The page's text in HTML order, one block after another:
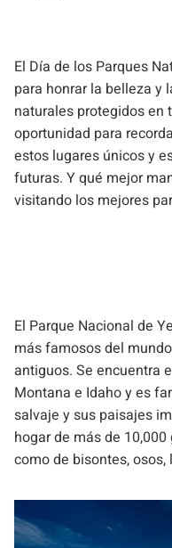
El Día de los Parques
para honrar la belleza y
naturales protegidos en
oportunidad para
estos lugares únicos y
futuras. Y qué mejor
visitando los mejores
El Parque Nacional de
más famosos del
antiguos. Se encuentra
Montana e Idaho y es
salvaje y sus paisajes
hogar de más de
como de bisontes,